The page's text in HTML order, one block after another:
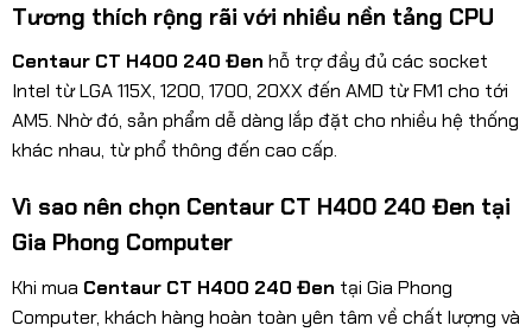
Tương thích rộng rãi với nhiều nền tảng CPU
Centaur CT H400 240 Đen hỗ trợ đầy đủ các socket
Intel từ LGA 115X, 1200, 1700, 20XX đến AMD từ FM1 cho tới
AM5. Nhờ đó, sản phẩm dễ dàng lắp đặt cho nhiều hệ thống
khác nhau, từ phổ thông đến cao cấp.
Vì sao nên chọn Centaur CT H400 240 Đen tại
Gia Phong Computer
Khi mua Centaur CT H400 240 Đen tại Gia Phong
Computer, khách hàng hoàn toàn yên tâm về chất lượng và